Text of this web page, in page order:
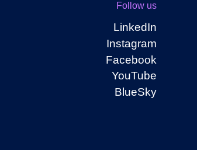
Follow us
LinkedIn
Instagram
Facebook
YouTube
BlueSky